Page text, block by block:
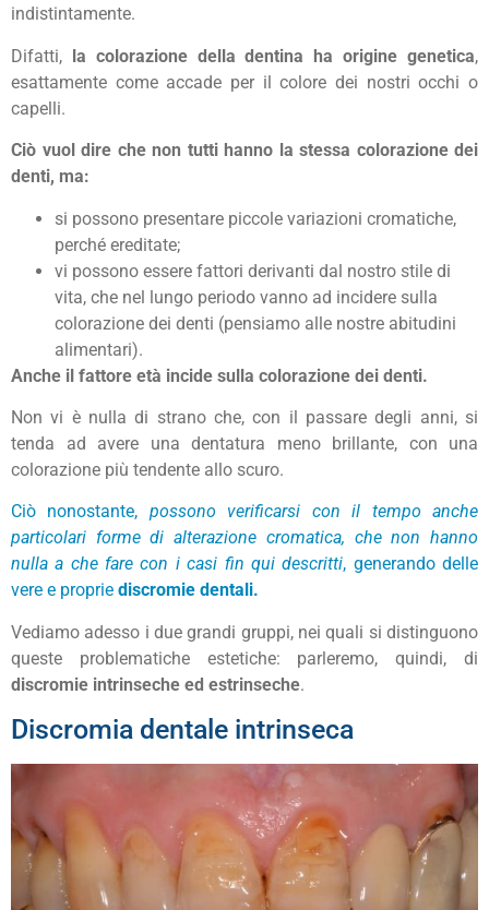
indistintamente.
Difatti, la colorazione della dentina ha origine genetica,
esattamente come accade per il colore dei nostri occhi o
capelli.
Ciò vuol dire che non tutti hanno la stessa colorazione dei
denti, ma:
si possono presentare piccole variazioni cromatiche,
perché ereditate;
vi possono essere fattori derivanti dal nostro stile di
vita, che nel lungo periodo vanno ad incidere sulla
colorazione dei denti (pensiamo alle nostre abitudini
alimentari).
Anche il fattore età incide sulla colorazione dei denti.
Non vi è nulla di strano che, con il passare degli anni, si
tenda ad avere una dentatura meno brillante, con una
colorazione più tendente allo scuro.
Ciò nonostante, possono verificarsi con il tempo anche
particolari forme di alterazione cromatica, che non hanno
nulla a che fare con i casi fin qui descritti, generando delle
vere e proprie discromie dentali.
Vediamo adesso i due grandi gruppi, nei quali si distinguono
queste problematiche estetiche: parleremo, quindi, di
discromie intrinseche ed estrinseche.
Discromia dentale intrinseca